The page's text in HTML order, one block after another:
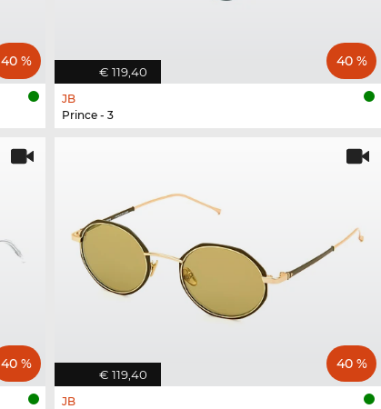
40 %
€ 119,40
40 %
JB
Prince - 3
40 %
€ 119,40
40 %
JB